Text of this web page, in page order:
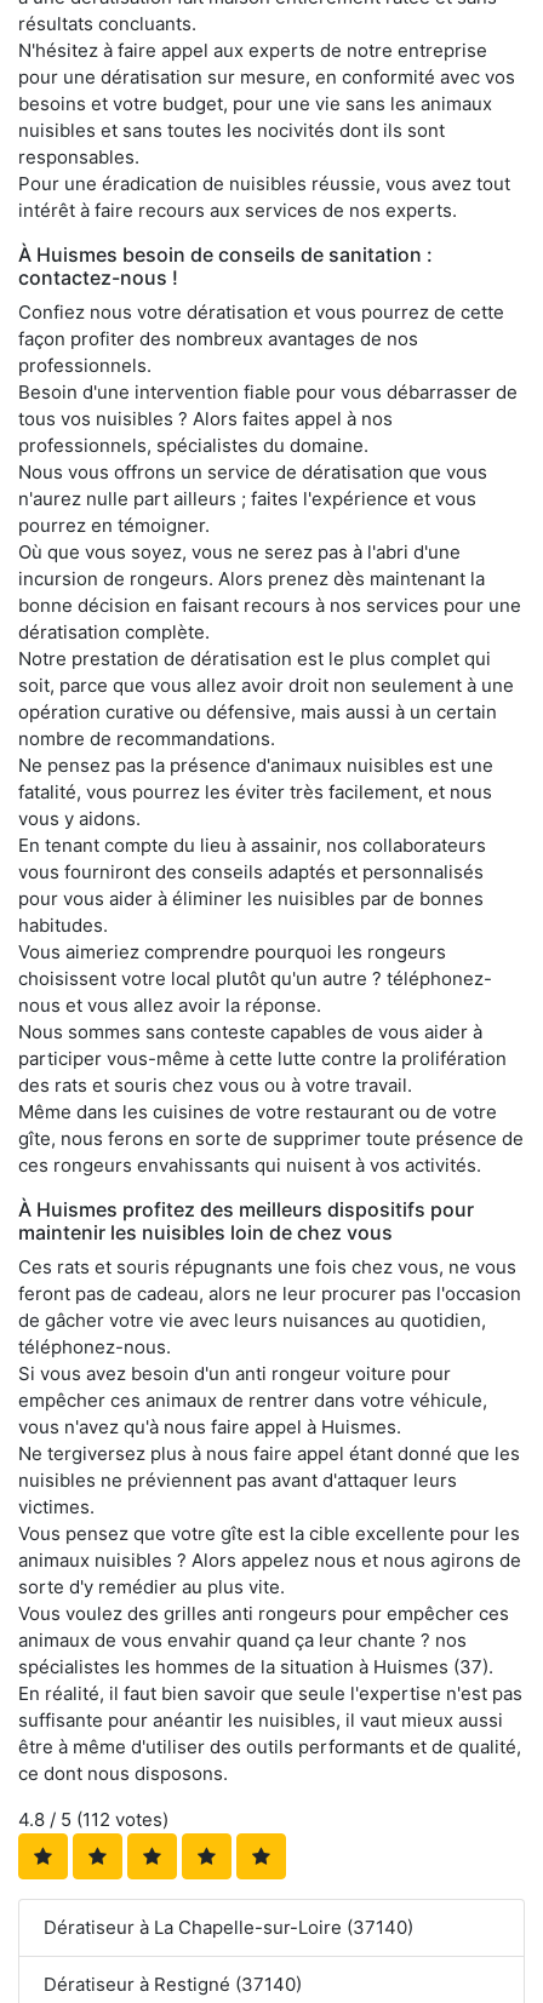
résultats concluants.
N'hésitez à faire appel aux experts de notre entreprise
pour une dératisation sur mesure, en conformité avec vos
besoins et votre budget, pour une vie sans les animaux
nuisibles et sans toutes les nocivités dont ils sont
responsables.
Pour une éradication de nuisibles réussie, vous avez tout
intérêt à faire recours aux services de nos experts.
À Huismes besoin de conseils de sanitation :
contactez-nous !
Confiez nous votre dératisation et vous pourrez de cette
façon profiter des nombreux avantages de nos
professionnels.
Besoin d'une intervention fiable pour vous débarrasser de
tous vos nuisibles ? Alors faites appel à nos
professionnels, spécialistes du domaine.
Nous vous offrons un service de dératisation que vous
n'aurez nulle part ailleurs ; faites l'expérience et vous
pourrez en témoigner.
Où que vous soyez, vous ne serez pas à l'abri d'une
incursion de rongeurs. Alors prenez dès maintenant la
bonne décision en faisant recours à nos services pour une
dératisation complète.
Notre prestation de dératisation est le plus complet qui
soit, parce que vous allez avoir droit non seulement à une
opération curative ou défensive, mais aussi à un certain
nombre de recommandations.
Ne pensez pas la présence d'animaux nuisibles est une
fatalité, vous pourrez les éviter très facilement, et nous
vous y aidons.
En tenant compte du lieu à assainir, nos collaborateurs
vous fourniront des conseils adaptés et personnalisés
pour vous aider à éliminer les nuisibles par de bonnes
habitudes.
Vous aimeriez comprendre pourquoi les rongeurs
choisissent votre local plutôt qu'un autre ? téléphonez-
nous et vous allez avoir la réponse.
Nous sommes sans conteste capables de vous aider à
participer vous-même à cette lutte contre la prolifération
des rats et souris chez vous ou à votre travail.
Même dans les cuisines de votre restaurant ou de votre
gîte, nous ferons en sorte de supprimer toute présence de
ces rongeurs envahissants qui nuisent à vos activités.
À Huismes profitez des meilleurs dispositifs pour
maintenir les nuisibles loin de chez vous
Ces rats et souris répugnants une fois chez vous, ne vous
feront pas de cadeau, alors ne leur procurer pas l'occasion
de gâcher votre vie avec leurs nuisances au quotidien,
téléphonez-nous.
Si vous avez besoin d'un anti rongeur voiture pour
empêcher ces animaux de rentrer dans votre véhicule,
vous n'avez qu'à nous faire appel à Huismes.
Ne tergiversez plus à nous faire appel étant donné que les
nuisibles ne préviennent pas avant d'attaquer leurs
victimes.
Vous pensez que votre gîte est la cible excellente pour les
animaux nuisibles ? Alors appelez nous et nous agirons de
sorte d'y remédier au plus vite.
Vous voulez des grilles anti rongeurs pour empêcher ces
animaux de vous envahir quand ça leur chante ? nos
spécialistes les hommes de la situation à Huismes (37).
En réalité, il faut bien savoir que seule l'expertise n'est pas
suffisante pour anéantir les nuisibles, il vaut mieux aussi
être à même d'utiliser des outils performants et de qualité,
ce dont nous disposons.
4.8 / 5 (112 votes)
Dératiseur à La Chapelle-sur-Loire (37140)
Dératiseur à Restigné (37140)